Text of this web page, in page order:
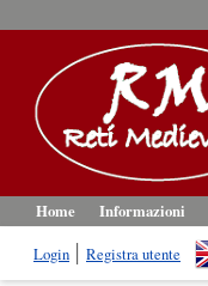
Home Informazioni
Login
Registra utente